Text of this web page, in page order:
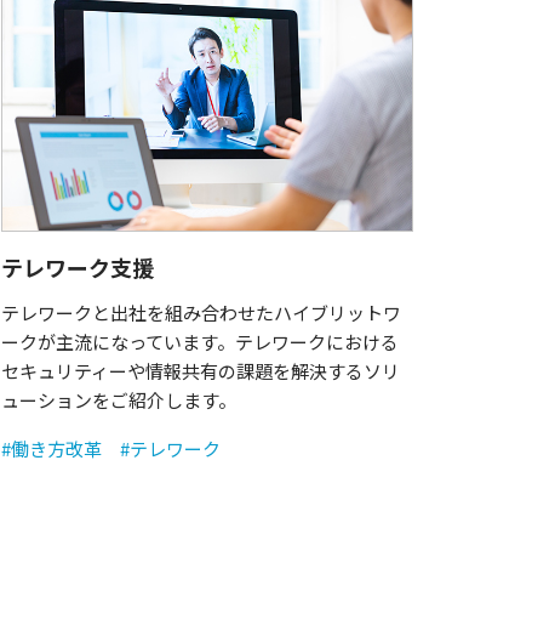
テレワーク支援
テレワークと出社を組み合わせたハイブリットワ
ークが主流になっています。テレワークにおける
セキュリティーや情報共有の課題を解決するソリ
ューションをご紹介します。
#働き方改革
#テレワーク